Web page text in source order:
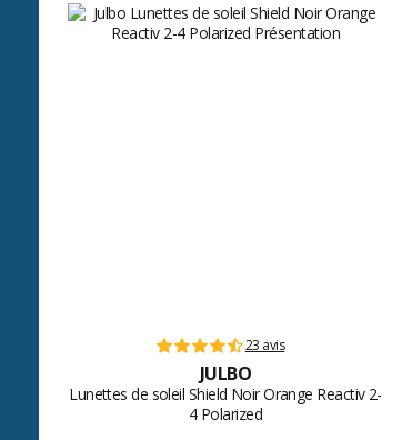
23 avis
JULBO
Lunettes de soleil Shield Noir Orange Reactiv 2-
4 Polarized